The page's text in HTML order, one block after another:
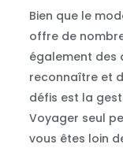
Bien que le
offre de
également des
reconnaître et
défis est la
Voyager seul
vous êtes loin